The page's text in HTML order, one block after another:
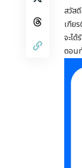
สวัส
เกีย
จะไ
ตอน